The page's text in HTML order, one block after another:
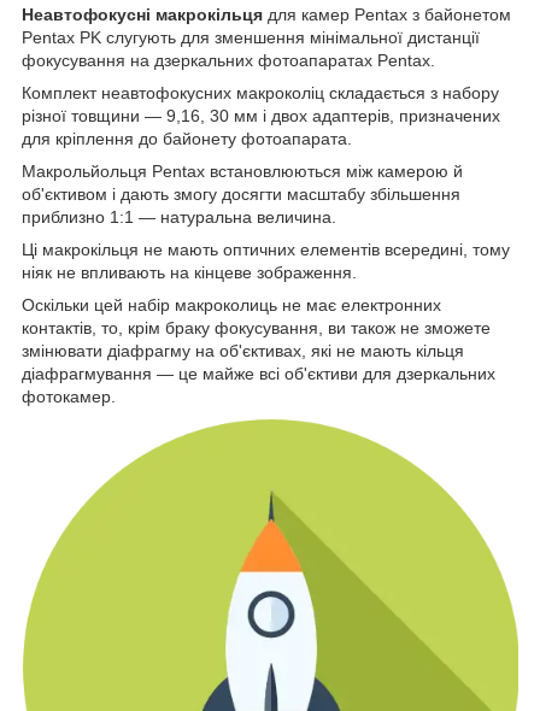
Неавтофокусні макрокільця для камер Pentax з байонетом
Pentax PK слугують для зменшення мінімальної дистанції
фокусування на дзеркальних фотоапаратах Pentax.
Комплект неавтофокусних макроколіц складається з набору
різної товщини — 9,16, 30 мм і двох адаптерів, призначених
для кріплення до байонету фотоапарата.
Макрольйольця Pentax встановлюються між камерою й
об'єктивом і дають змогу досягти масштабу збільшення
приблизно 1:1 — натуральна величина.
Ці макрокільця не мають оптичних елементів всередині, тому
ніяк не впливають на кінцеве зображення.
Оскільки цей набір макроколиць не має електронних
контактів, то, крім браку фокусування, ви також не зможете
змінювати діафрагму на об'єктивах, які не мають кільця
діафрагмування — це майже всі об'єктиви для дзеркальних
фотокамер.